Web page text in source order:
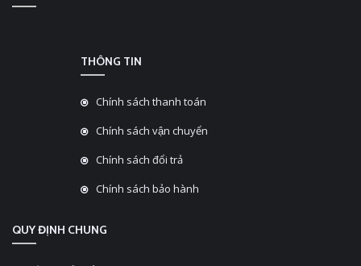
THÔNG TIN
Chính sách thanh toán
Chính sách vận chuyển
Chính sách đổi trả
Chính sách bảo hành
QUY ĐỊNH CHUNG